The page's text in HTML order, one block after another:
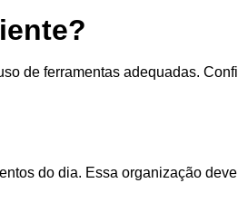
de ferramentas adequadas.
do dia. Essa organização